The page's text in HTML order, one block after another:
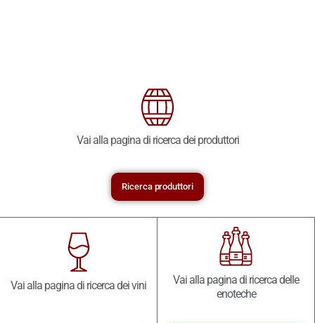
Vai alla pagina di ricerca dei produttori
Ricerca produttori
Vai alla pagina di ricerca dei vini
Vai alla pagina di ricerca delle
enoteche